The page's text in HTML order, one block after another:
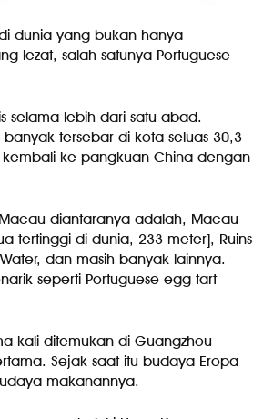
dunia yang bukan hanya
lezat, salah satunya Portuguese
selama lebih dari satu abad.
tersebar di kota seluas 30,3
ke pangkuan China dengan
diantaranya adalah, Macau
tertinggi di dunia, 233 meter], Ruins
dan masih banyak lainnya.
seperti Portuguese egg tart
kali ditemukan di Guangzhou
Sejak saat itu budaya Eropa
makanannya.